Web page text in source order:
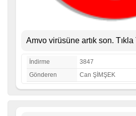
Amvo virüsüne artık son.
İndirme
3847
Gönderen
Can ŞİMŞEK